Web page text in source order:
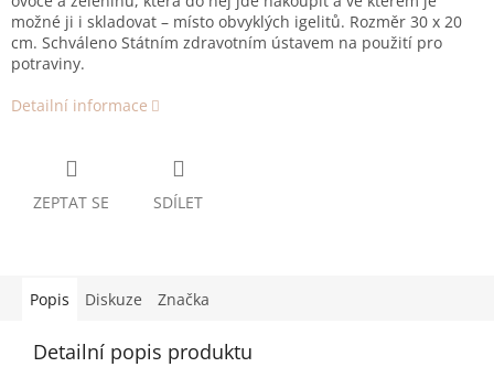
možné ji i skladovat – místo obvyklých igelitů. Rozměr 30 x 20
cm. Schváleno Státním zdravotním ústavem na použití pro
potraviny.
Detailní informace
ZEPTAT SE SDÍLET
Popis Diskuze Značka
Detailní popis produktu